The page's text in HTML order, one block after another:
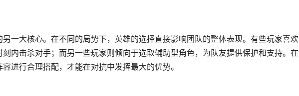
一大核心。在不同的局势下，英雄的选择直接影响团队的整体表现。有些玩家喜欢
内击杀对手；而另一些玩家则倾向于选取辅助型角色，为队友提供保护和支持。在
进行合理搭配，才能在对抗中发挥最大的优势。